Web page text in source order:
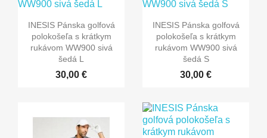
INESIS Pánska golfová
polokošeľa s krátkym
rukávom WW900 sivá
šedá L
30,00 €
INESIS Pánska golfová
polokošeľa s krátkym
rukávom WW900 sivá
šedá S
30,00 €